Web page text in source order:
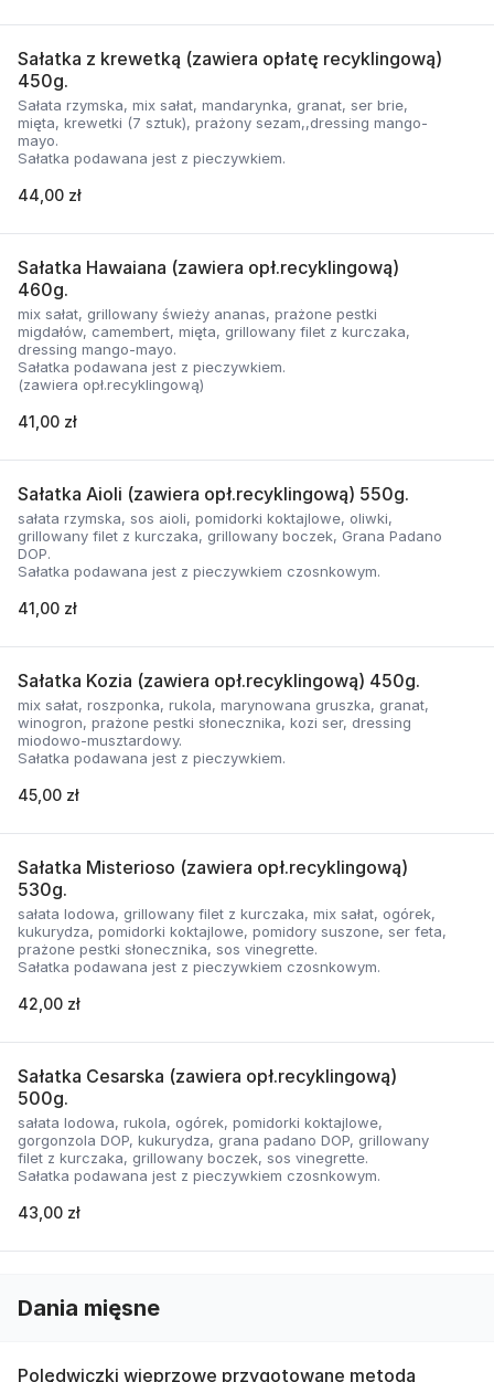
Sałatka z krewetką (zawiera opłatę recyklingową)
450g.
Sałata rzymska, mix sałat, mandarynka, granat, ser brie,
mięta, krewetki (7 sztuk), prażony sezam,,dressing mango-
mayo.
Sałatka podawana jest z pieczywkiem.
44,00 zł
Sałatka Hawaiana (zawiera opł.recyklingową)
460g.
mix sałat, grillowany świeży ananas, prażone pestki
migdałów, camembert, mięta, grillowany filet z kurczaka,
dressing mango-mayo.
Sałatka podawana jest z pieczywkiem.
(zawiera opł.recyklingową)
41,00 zł
Sałatka Aioli (zawiera opł.recyklingową) 550g.
sałata rzymska, sos aioli, pomidorki koktajlowe, oliwki,
grillowany filet z kurczaka, grillowany boczek, Grana Padano
DOP.
Sałatka podawana jest z pieczywkiem czosnkowym.
41,00 zł
Sałatka Kozia (zawiera opł.recyklingową) 450g.
mix sałat, roszponka, rukola, marynowana gruszka, granat,
winogron, prażone pestki słonecznika, kozi ser, dressing
miodowo-musztardowy.
Sałatka podawana jest z pieczywkiem.
45,00 zł
Sałatka Misterioso (zawiera opł.recyklingową)
530g.
sałata lodowa, grillowany filet z kurczaka, mix sałat, ogórek,
kukurydza, pomidorki koktajlowe, pomidory suszone, ser feta,
prażone pestki słonecznika, sos vinegrette.
Sałatka podawana jest z pieczywkiem czosnkowym.
42,00 zł
Sałatka Cesarska (zawiera opł.recyklingową)
500g.
sałata lodowa, rukola, ogórek, pomidorki koktajlowe,
gorgonzola DOP, kukurydza, grana padano DOP, grillowany
filet z kurczaka, grillowany boczek, sos vinegrette.
Sałatka podawana jest z pieczywkiem czosnkowym.
43,00 zł
Dania mięsne
Polędwiczki wieprzowe przygotowane metodą